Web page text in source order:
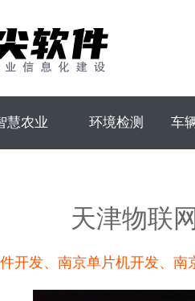
慧农业 环境检测 车
天津物联
开发、南京单片机开发、南